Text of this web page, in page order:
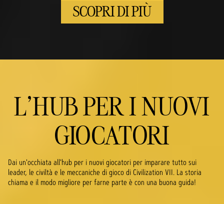
SCOPRI DI PIÙ
L'HUB PER I NUOVI
GIOCATORI
Dai un'occhiata all'hub per i nuovi giocatori per imparare tutto sui
leader, le civiltà e le meccaniche di gioco di Civilization VII. La storia
chiama e il modo migliore per farne parte è con una buona guida!